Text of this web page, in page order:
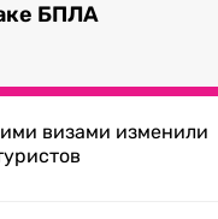
БПЛА
визами изменили